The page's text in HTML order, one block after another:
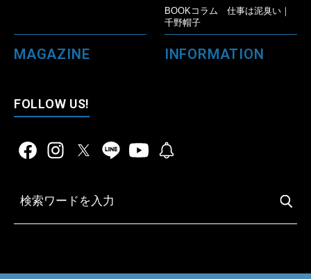
BOOKコラム 仕事は泥臭い｜
千野帽子
MAGAZINE INFORMATION
FOLLOW US!